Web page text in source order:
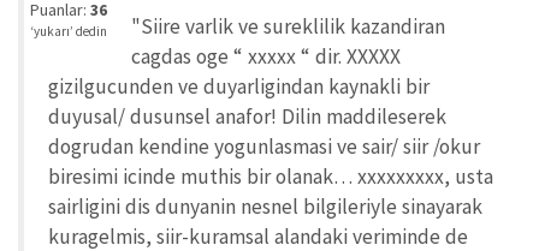
iyi
değil!
Puanlar: 36
‘yukarı’ dedin
"Siire varlik ve sureklilik kazandiran
cagdas oge “ xxxxx “ dir. XXXXX
gizilgucunden ve duyarligindan kaynakli bir
duyusal/ dusunsel anafor! Dilin maddileserek
dogrudan kendine yogunlasmasi ve sair/ siir /okur
biresimi icinde muthis bir olanak… xxxxxxxxx, usta
sairligini dis dunyanin nesnel bilgileriyle sinayarak
kuragelmis, siir-kuramsal alandaki veriminde de